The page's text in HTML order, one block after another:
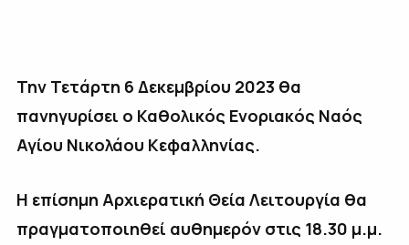
Την Τετάρτη 6 Δεκεμβρίου 2023 θα
πανηγυρίσει ο Καθολικός Ενοριακός Ναός
Αγίου Νικολάου Κεφαλληνίας.
Η επίσημη Αρχιερατική Θεία Λειτουργία θα
πραγματοποιηθεί αυθημερόν στις 18.30 μ.μ.